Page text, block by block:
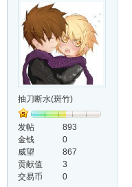
抽刀断水(斑竹)
发帖
893
金钱
0
威望
867
贡献值
3
交易币
0